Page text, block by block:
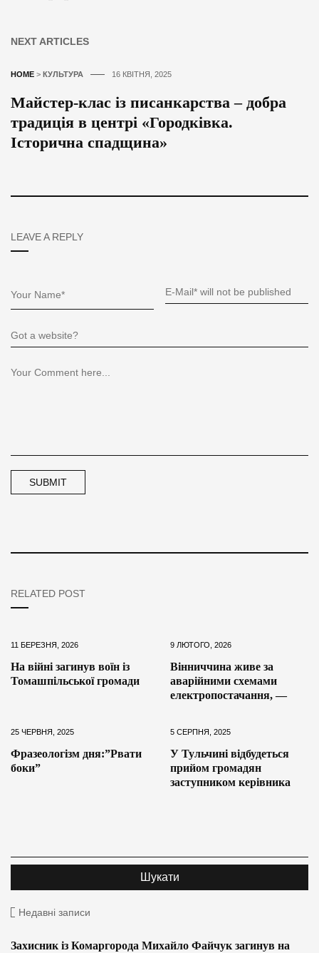
NEXT ARTICLES
HOME > КУЛЬТУРА 16 КВІТНЯ, 2025
Майстер-клас із писанкарства – добра
традиція в центрі «Городківка.
Історична спадщина»
LEAVE A REPLY
RELATED POST
11 БЕРЕЗНЯ, 2026
На війні загинув воїн із
Томашпільської громади
9 ЛЮТОГО, 2026
Вінниччина живе за
аварійними схемами
електропостачання, —
25 ЧЕРВНЯ, 2025
Фразеологізм дня:”Рвати
боки”
5 СЕРПНЯ, 2025
У Тульчині відбудеться
прийом громадян
заступником керівника
Недавні записи
Захисник із Комаргорода Михайло Файчук загинув на